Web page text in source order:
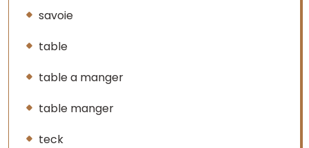
savoie
table
table a manger
table manger
teck